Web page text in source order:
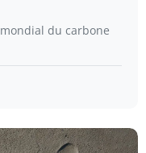
mondial du carbone